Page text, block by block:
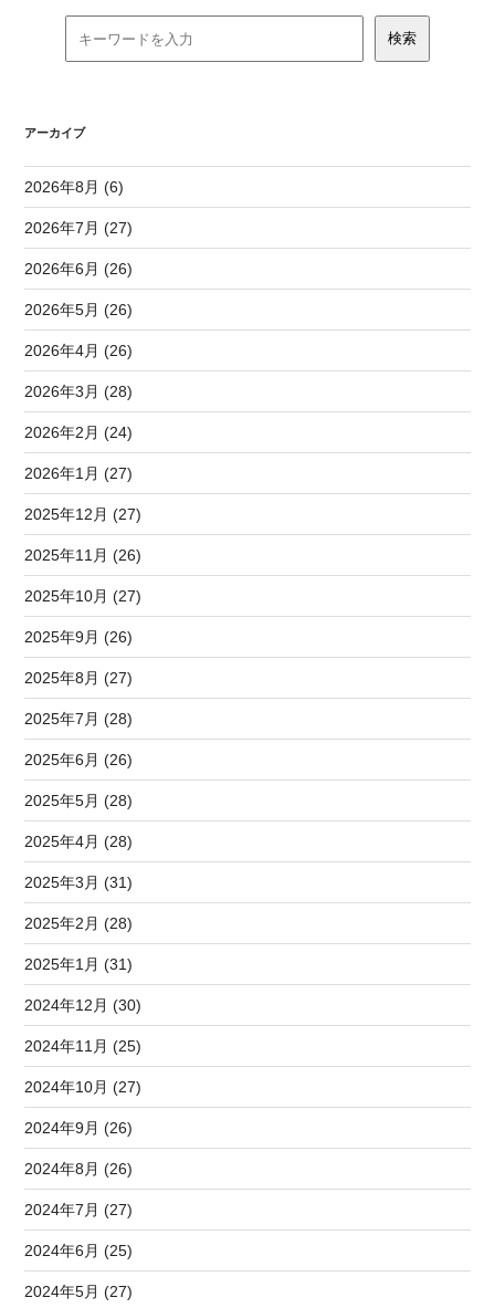
アーカイブ
2026年8月 (6)
2026年7月 (27)
2026年6月 (26)
2026年5月 (26)
2026年4月 (26)
2026年3月 (28)
2026年2月 (24)
2026年1月 (27)
2025年12月 (27)
2025年11月 (26)
2025年10月 (27)
2025年9月 (26)
2025年8月 (27)
2025年7月 (28)
2025年6月 (26)
2025年5月 (28)
2025年4月 (28)
2025年3月 (31)
2025年2月 (28)
2025年1月 (31)
2024年12月 (30)
2024年11月 (25)
2024年10月 (27)
2024年9月 (26)
2024年8月 (26)
2024年7月 (27)
2024年6月 (25)
2024年5月 (27)